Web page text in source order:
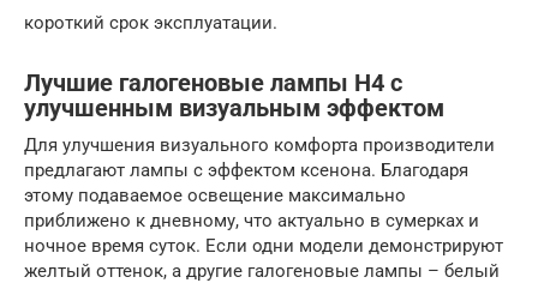
короткий срок эксплуатации.
Лучшие галогеновые лампы H4 с
улучшенным визуальным эффектом
Для улучшения визуального комфорта производители
предлагают лампы с эффектом ксенона. Благодаря
этому подаваемое освещение максимально
приближено к дневному, что актуально в сумерках и
ночное время суток. Если одни модели демонстрируют
желтый оттенок, а другие галогеновые лампы – белый